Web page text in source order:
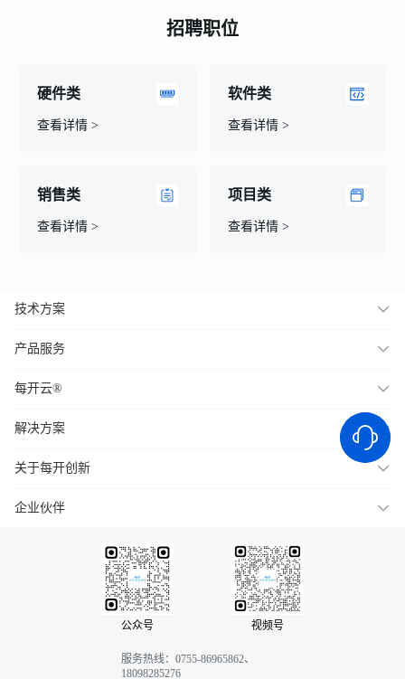
招聘职位
硬件类
查看详情 >
软件类
查看详情 >
销售类
查看详情 >
项目类
查看详情 >
技术方案
产品服务
每开云®
解决方案
关于每开创新
企业伙伴
公众号 视频号
服务热线：0755-86965862、
18098285276